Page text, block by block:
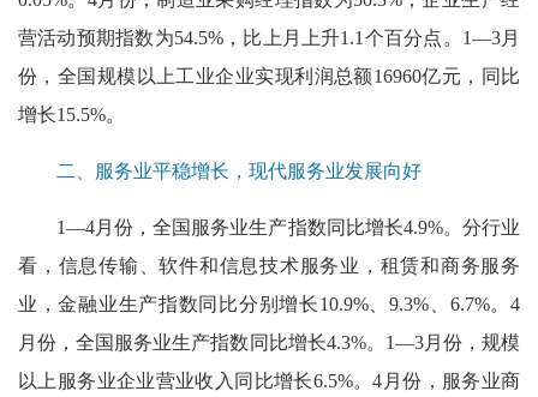
营活动预期指数为54.5%，比上月上升1.1个百分点。1—3月
份，全国规模以上工业企业实现利润总额16960亿元，同比
增长15.5%。
二、服务业平稳增长，现代服务业发展向好
1—4月份，全国服务业生产指数同比增长4.9%。分行业
看，信息传输、软件和信息技术服务业，租赁和商务服务
业，金融业生产指数同比分别增长10.9%、9.3%、6.7%。4
月份，全国服务业生产指数同比增长4.3%。1—3月份，规模
以上服务业企业营业收入同比增长6.5%。4月份，服务业商